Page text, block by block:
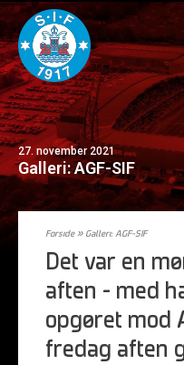
27. november 2021
Galleri: AGF-SIF
Forside» Galleri: AGF-SIF
Det var en
aften – med
opgøret mod
fredag aften